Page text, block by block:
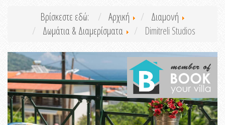
Βρίσκεστε εδώ: Αρχική
Διαμονή
Δωμάτια & Διαμερίσματα
Dimitreli Studios